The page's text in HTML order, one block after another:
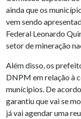
ainda que os
vem sendo
Federal Leonardo
setor de mineração
Além disso, os
DNPM em relação à
munícipios. De
garantiu que vai se
já vai agendar uma